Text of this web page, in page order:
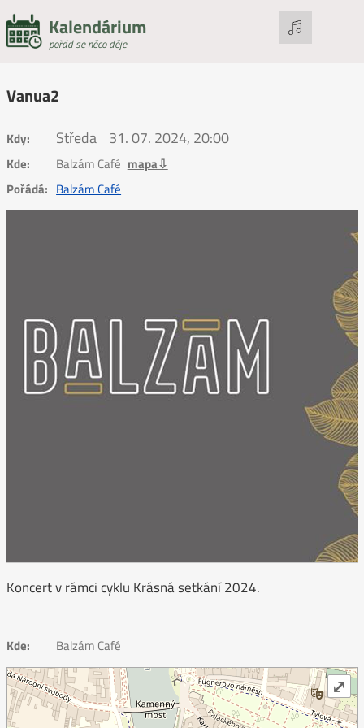
Kalendárium
pořád se něco děje
Vanua2
Kdy: Středa 31. 07. 2024, 20:00
Kde: Balzám Café mapa⇩
Pořádá: Balzám Café
Koncert v rámci cyklu Krásná setkání 2024.
Kde: Balzám Café
⤢